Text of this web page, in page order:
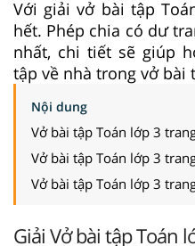
Với giải vở bài tập
hết. Phép chia có dư
nhất, chi tiết sẽ giúp
tập về nhà trong vở bài
Nội dung
Vở bài tập Toán lớp 3
Vở bài tập Toán lớp 3
Vở bài tập Toán lớp 3
Giải Vở bài tập Toán